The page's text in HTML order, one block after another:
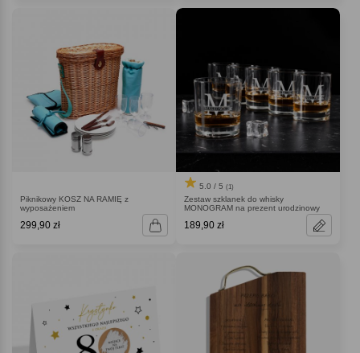
Piknikowy KOSZ NA RAMIĘ z
wyposażeniem
299,90 zł
5.0 / 5 (1)
Zestaw szklanek do whisky
MONOGRAM na prezent urodzinowy
189,90 zł